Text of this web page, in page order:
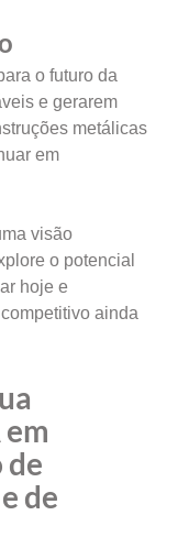
o futuro da
e gerarem
metálicas
em
visão
o potencial
hoje e
ainda
de
de